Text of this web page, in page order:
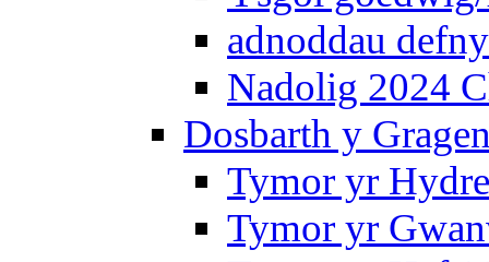
adnoddau
Nadolig 2024
Dosbarth y
Tymor yr
Tymor yr